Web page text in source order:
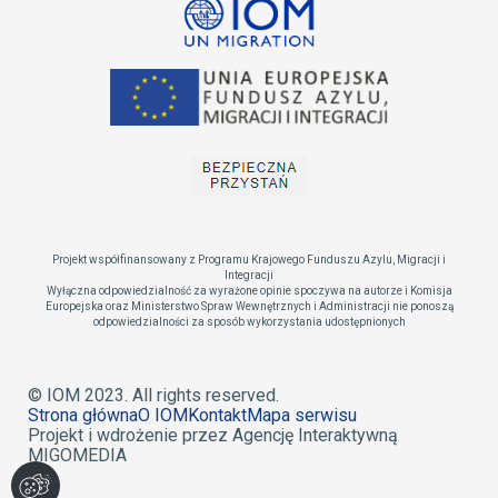
Projekt współfinansowany z Programu Krajowego Funduszu Azylu, Migracji i
Integracji
Wyłączna odpowiedzialność za wyrażone opinie spoczywa na autorze i Komisja
Europejska oraz Ministerstwo Spraw Wewnętrznych i Administracji nie ponoszą
odpowiedzialności za sposób wykorzystania udostępnionych
© IOM 2023. All rights reserved.
Strona głównaO IOMKontaktMapa serwisu
Projekt i wdrożenie przez Agencję Interaktywną
MIGOMEDIA